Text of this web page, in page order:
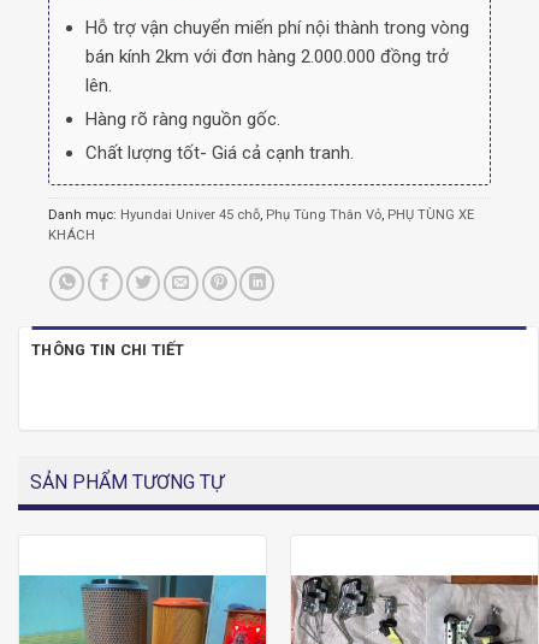
Hỗ trợ vận chuyển miến phí nội thành trong vòng
bán kính 2km với đơn hàng 2.000.000 đồng trở
lên.
Hàng rõ ràng nguồn gốc.
Chất lượng tốt- Giá cả cạnh tranh.
Danh mục: Hyundai Univer 45 chỗ, Phụ Tùng Thân Vỏ, PHỤ TÙNG XE
KHÁCH
THÔNG TIN CHI TIẾT
SẢN PHẨM TƯƠNG TỰ